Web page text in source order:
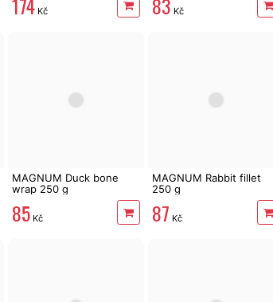
Kč Kč
MAGNUM Duck bone
wrap 250 g
85 Kč
MAGNUM Rabbit fillet
250 g
87 Kč